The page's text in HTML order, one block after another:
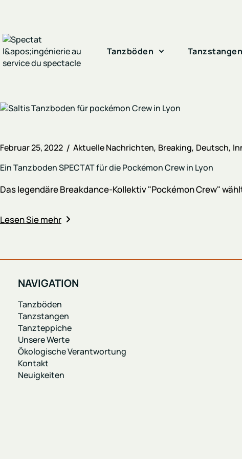
Tanzböden Tanzstangen
Februar 25, 2022 Aktuelle Nachrichten Breaking Deutsch
Ein Tanzboden SPECTAT für die Pockémon Crew in Lyon
Das legendäre Breakdance-Kollektiv "Pockémon Crew"
Lesen Sie mehr
NAVIGATION
Tanzböden
Tanzstangen
Tanzteppiche
Unsere Werte
Ökologische Verantwortung
Kontakt
Neuigkeiten